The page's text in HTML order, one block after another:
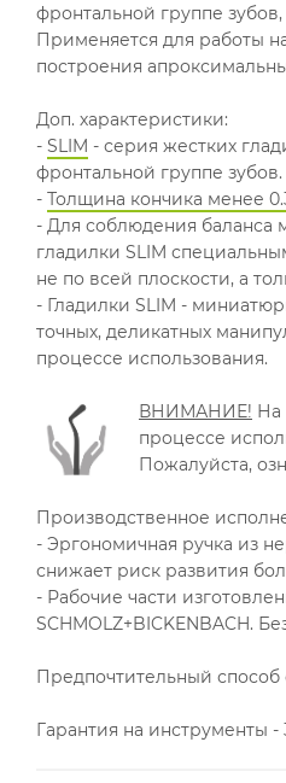
фронтальной группе
Применяется для работы
построения
Доп. характеристики:
- SLIM - серия жестких
фронтальной группе зубов.
- Толщина кончика менее
- Для соблюдения баланса
гладилки SLIM
не по всей плоскости, а
- Гладилки SLIM -
точных, деликатных
процессе использования.
ВНИМАНИЕ! На
процессе
Пожалуйста,
Производственное
- Эргономичная ручка из
снижает риск развития
- Рабочие части
SCHMOLZ+BICKENBACH.
Предпочтительный способ
Гарантия на инструменты